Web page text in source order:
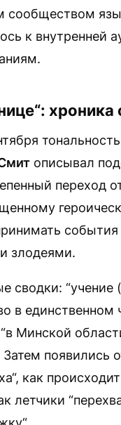
сообществом
к внутренней
хроника
описывал
переход
злодеями.
сводки: “учение
в
Минской
появились
как
летчики